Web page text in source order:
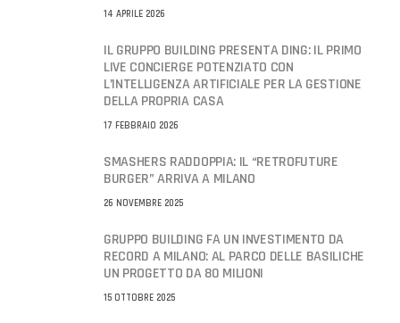
14 APRILE 2026
IL GRUPPO BUILDING PRESENTA DING: IL PRIMO
LIVE CONCIERGE POTENZIATO CON
L’INTELLIGENZA ARTIFICIALE PER LA GESTIONE
DELLA PROPRIA CASA
17 FEBBRAIO 2026
SMASHERS RADDOPPIA: IL “RETROFUTURE
BURGER” ARRIVA A MILANO
26 NOVEMBRE 2025
GRUPPO BUILDING FA UN INVESTIMENTO DA
RECORD A MILANO: AL PARCO DELLE BASILICHE
UN PROGETTO DA 80 MILIONI
15 OTTOBRE 2025